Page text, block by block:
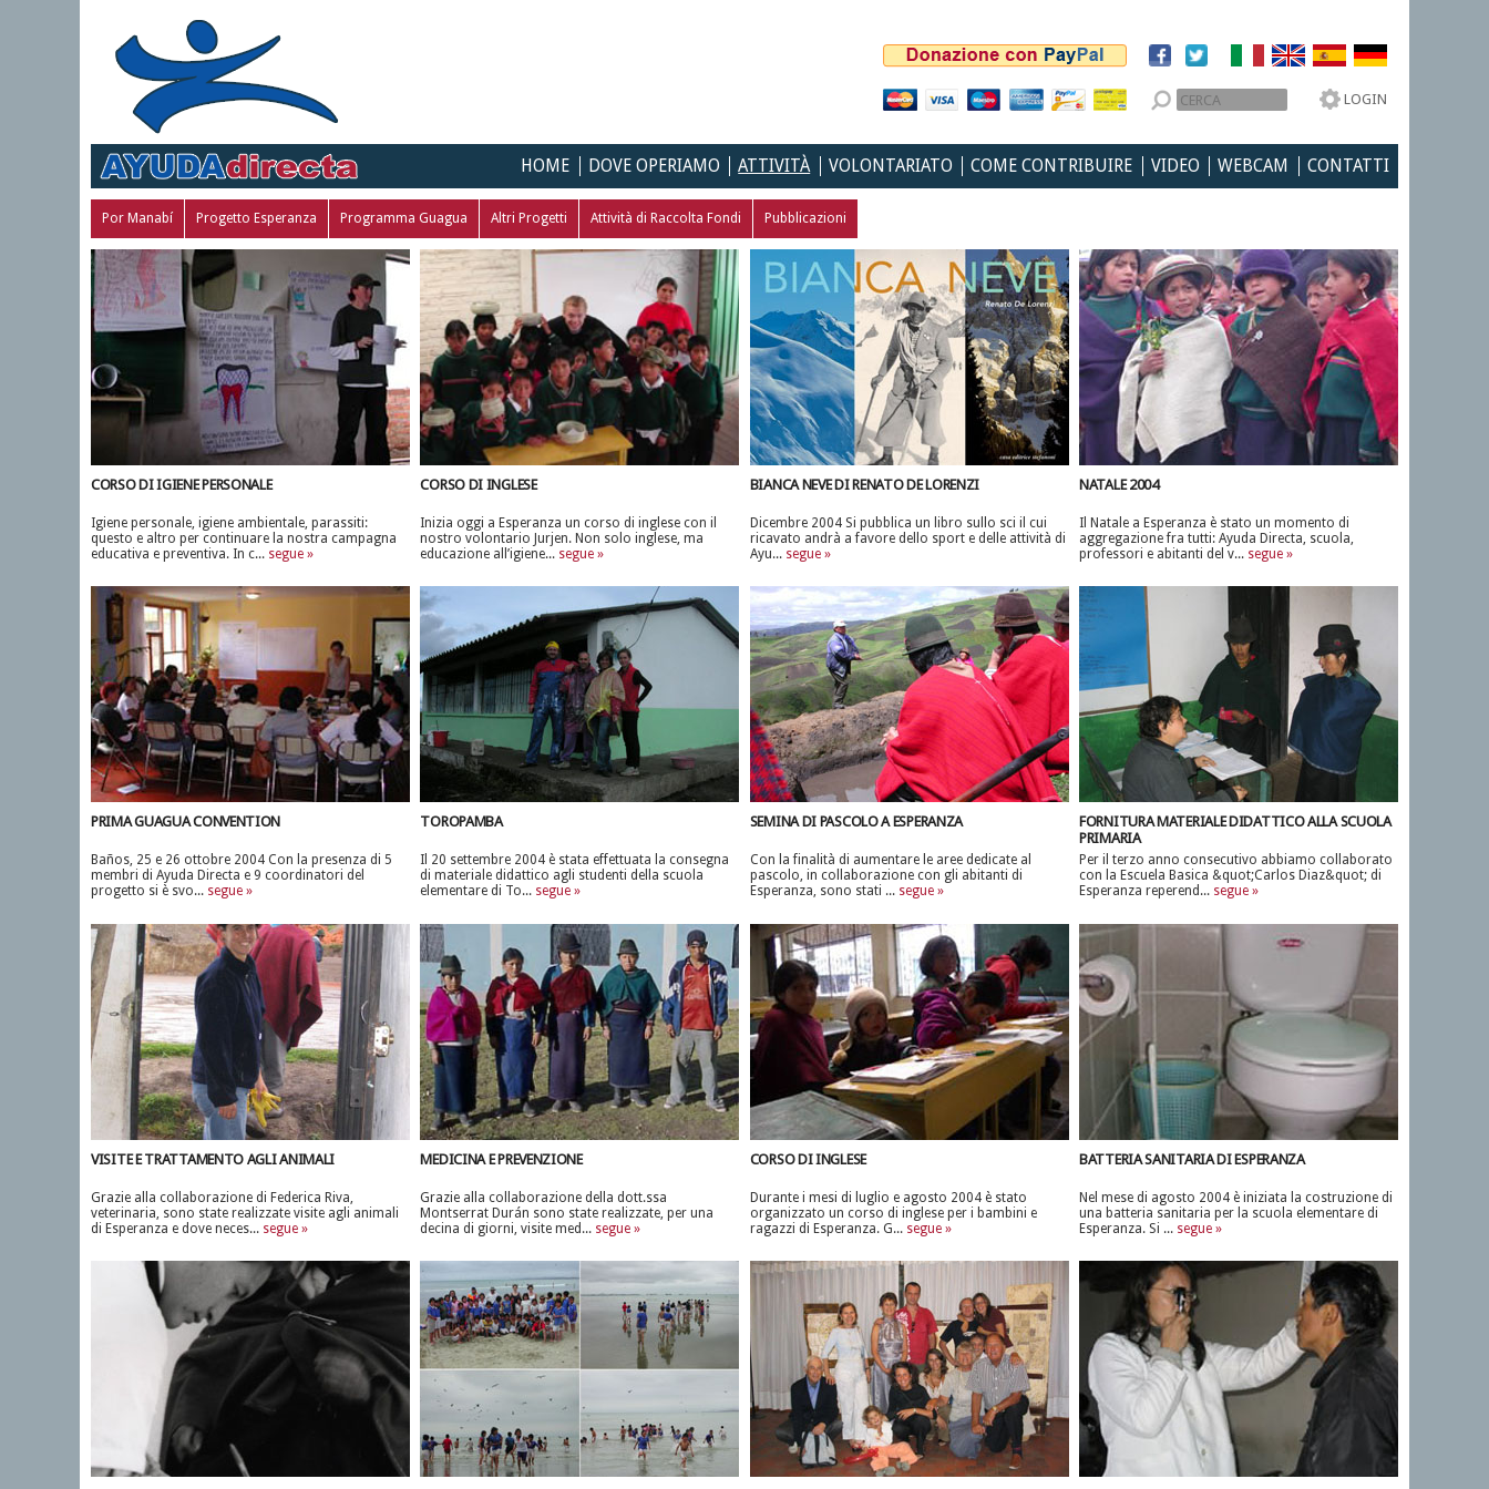
LOGIN
HOME DOVE OPERIAMO ATTIVITÀ VOLONTARIATO COME CONTRIBUIRE VIDEO WEBCAM CONTATTI
Por Manabí Progetto Esperanza Programma Guagua Altri Progetti Attività di Raccolta Fondi Pubblicazioni
CORSO DI IGIENE PERSONALE
Igiene personale, igiene ambientale, parassiti:
questo e altro per continuare la nostra campagna
educativa e preventiva. In c... segue »
CORSO DI INGLESE
Inizia oggi a Esperanza un corso di inglese con il
nostro volontario Jurjen. Non solo inglese, ma
educazione all’igiene... segue »
BIANCA NEVE DI RENATO DE LORENZI
Dicembre 2004 Si pubblica un libro sullo sci il cui
ricavato andrà a favore dello sport e delle attività di
Ayu... segue »
NATALE 2004
Il Natale a Esperanza è stato un momento di
aggregazione fra tutti: Ayuda Directa, scuola,
professori e abitanti del v... segue »
PRIMA GUAGUA CONVENTION
Baños, 25 e 26 ottobre 2004 Con la presenza di 5
membri di Ayuda Directa e 9 coordinatori del
progetto si è svo... segue »
TOROPAMBA
Il 20 settembre 2004 è stata effettuata la consegna
di materiale didattico agli studenti della scuola
elementare di To... segue »
SEMINA DI PASCOLO A ESPERANZA
Con la finalità di aumentare le aree dedicate al
pascolo, in collaborazione con gli abitanti di
Esperanza, sono stati ... segue »
FORNITURA MATERIALE DIDATTICO ALLA SCUOLA
PRIMARIA
Per il terzo anno consecutivo abbiamo collaborato
con la Escuela Basica &quot;Carlos Diaz&quot; di
Esperanza reperend... segue »
VISITE E TRATTAMENTO AGLI ANIMALI
Grazie alla collaborazione di Federica Riva,
veterinaria, sono state realizzate visite agli animali
di Esperanza e dove neces... segue »
MEDICINA E PREVENZIONE
Grazie alla collaborazione della dott.ssa
Montserrat Durán sono state realizzate, per una
decina di giorni, visite med... segue »
CORSO DI INGLESE
Durante i mesi di luglio e agosto 2004 è stato
organizzato un corso di inglese per i bambini e
ragazzi di Esperanza. G... segue »
BATTERIA SANITARIA DI ESPERANZA
Nel mese di agosto 2004 è iniziata la costruzione di
una batteria sanitaria per la scuola elementare di
Esperanza. Si ... segue »